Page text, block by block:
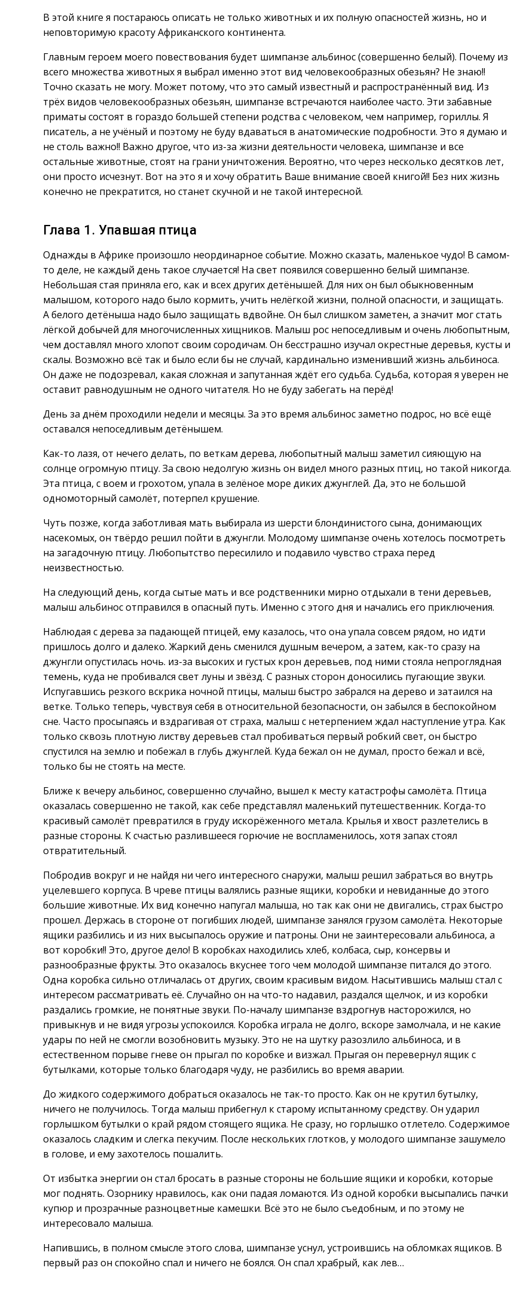
В этой книге я постараюсь описать не только животных и их полную опасностей жизнь, но и
неповторимую красоту Африканского континента.
Главным героем моего повествования будет шимпанзе альбинос (совершенно белый). Почему из
всего множества животных я выбрал именно этот вид человекообразных обезьян? Не знаю!!
Точно сказать не могу. Может потому, что это самый известный и распространённый вид. Из
трёх видов человекообразных обезьян, шимпанзе встречаются наиболее часто. Эти забавные
приматы состоят в гораздо большей степени родства с человеком, чем например, гориллы. Я
писатель, а не учёный и поэтому не буду вдаваться в анатомические подробности. Это я думаю и
не столь важно!! Важно другое, что из-за жизни деятельности человека, шимпанзе и все
остальные животные, стоят на грани уничтожения. Вероятно, что через несколько десятков лет,
они просто исчезнут. Вот на это я и хочу обратить Ваше внимание своей книгой!! Без них жизнь
конечно не прекратится, но станет скучной и не такой интересной.
Глава 1. Упавшая птица
Однажды в Африке произошло неординарное событие. Можно сказать, маленькое чудо! В самом-
то деле, не каждый день такое случается! На свет появился совершенно белый шимпанзе.
Небольшая стая приняла его, как и всех других детёнышей. Для них он был обыкновенным
малышом, которого надо было кормить, учить нелёгкой жизни, полной опасности, и защищать.
А белого детёныша надо было защищать вдвойне. Он был слишком заметен, а значит мог стать
лёгкой добычей для многочисленных хищников. Малыш рос непоседливым и очень любопытным,
чем доставлял много хлопот своим сородичам. Он бесстрашно изучал окрестные деревья, кусты и
скалы. Возможно всё так и было если бы не случай, кардинально изменивший жизнь альбиноса.
Он даже не подозревал, какая сложная и запутанная ждёт его судьба. Судьба, которая я уверен не
оставит равнодушным не одного читателя. Но не буду забегать на перёд!
День за днём проходили недели и месяцы. За это время альбинос заметно подрос, но всё ещё
оставался непоседливым детёнышем.
Как-то лазя, от нечего делать, по веткам дерева, любопытный малыш заметил сияющую на
солнце огромную птицу. За свою недолгую жизнь он видел много разных птиц, но такой никогда.
Эта птица, с воем и грохотом, упала в зелёное море диких джунглей. Да, это не большой
одномоторный самолёт, потерпел крушение.
Чуть позже, когда заботливая мать выбирала из шерсти блондинистого сына, донимающих
насекомых, он твёрдо решил пойти в джунгли. Молодому шимпанзе очень хотелось посмотреть
на загадочную птицу. Любопытство пересилило и подавило чувство страха перед
неизвестностью.
На следующий день, когда сытые мать и все родственники мирно отдыхали в тени деревьев,
малыш альбинос отправился в опасный путь. Именно с этого дня и начались его приключения.
Наблюдая с дерева за падающей птицей, ему казалось, что она упала совсем рядом, но идти
пришлось долго и далеко. Жаркий день сменился душным вечером, а затем, как-то сразу на
джунгли опустилась ночь. из-за высоких и густых крон деревьев, под ними стояла непроглядная
темень, куда не пробивался свет луны и звёзд. С разных сторон доносились пугающие звуки.
Испугавшись резкого вскрика ночной птицы, малыш быстро забрался на дерево и затаился на
ветке. Только теперь, чувствуя себя в относительной безопасности, он забылся в беспокойном
сне. Часто просыпаясь и вздрагивая от страха, малыш с нетерпением ждал наступление утра. Как
только сквозь плотную листву деревьев стал пробиваться первый робкий свет, он быстро
спустился на землю и побежал в глубь джунглей. Куда бежал он не думал, просто бежал и всё,
только бы не стоять на месте.
Ближе к вечеру альбинос, совершенно случайно, вышел к месту катастрофы самолёта. Птица
оказалась совершенно не такой, как себе представлял маленький путешественник. Когда-то
красивый самолёт превратился в груду искорёженного метала. Крылья и хвост разлетелись в
разные стороны. К счастью разлившееся горючие не воспламенилось, хотя запах стоял
отвратительный.
Побродив вокруг и не найдя ни чего интересного снаружи, малыш решил забраться во внутрь
уцелевшего корпуса. В чреве птицы валялись разные ящики, коробки и невиданные до этого
большие животные. Их вид конечно напугал малыша, но так как они не двигались, страх быстро
прошел. Держась в стороне от погибших людей, шимпанзе занялся грузом самолёта. Некоторые
ящики разбились и из них высыпалось оружие и патроны. Они не заинтересовали альбиноса, а
вот коробки!! Это, другое дело! В коробках находились хлеб, колбаса, сыр, консервы и
разнообразные фрукты. Это оказалось вкуснее того чем молодой шимпанзе питался до этого.
Одна коробка сильно отличалась от других, своим красивым видом. Насытившись малыш стал с
интересом рассматривать её. Случайно он на что-то надавил, раздался щелчок, и из коробки
раздались громкие, не понятные звуки. По-началу шимпанзе вздрогнув насторожился, но
привыкнув и не видя угрозы успокоился. Коробка играла не долго, вскоре замолчала, и не какие
удары по ней не смогли возобновить музыку. Это не на шутку разозлило альбиноса, и в
естественном порыве гневе он прыгал по коробке и визжал. Прыгая он перевернул ящик с
бутылками, которые только благодаря чуду, не разбились во время аварии.
До жидкого содержимого добраться оказалось не так-то просто. Как он не крутил бутылку,
ничего не получилось. Тогда малыш прибегнул к старому испытанному средству. Он ударил
горлышком бутылки о край рядом стоящего ящика. Не сразу, но горлышко отлетело. Содержимое
оказалось сладким и слегка пекучим. После нескольких глотков, у молодого шимпанзе зашумело
в голове, и ему захотелось пошалить.
От избытка энергии он стал бросать в разные стороны не большие ящики и коробки, которые
мог поднять. Озорнику нравилось, как они падая ломаются. Из одной коробки высыпались пачки
купюр и прозрачные разноцветные камешки. Всё это не было съедобным, и по этому не
интересовало малыша.
Напившись, в полном смысле этого слова, шимпанзе уснул, устроившись на обломках ящиков. В
первый раз он спокойно спал и ничего не боялся. Он спал храбрый, как лев…